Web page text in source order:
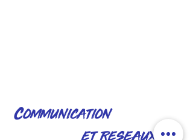
Communication